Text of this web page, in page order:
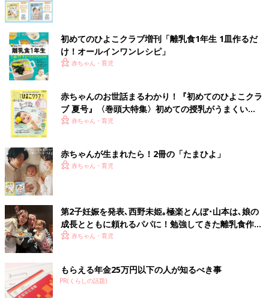
初めてのひよこクラブ増刊「離乳食1年生 1皿作るだ
け！オールインワン​レシピ」
赤ちゃん・育児
赤ちゃんのお世話まるわかり！『初めてのひよこクラ
ブ 夏号』〈巻頭大特集〉初めての授乳がうまくい
く！ おっぱい・ミルクの基本と夏のトラブル 解決テ
赤ちゃん・育児
赤ちゃんが生まれたら！2冊の「たまひよ」
赤ちゃん・育児
第2子妊娠を発表､西野未姫｡極楽とんぼ･山本は､娘の
成長とともに頼れるパパに！勉強してきた離乳食作り
は､娘の食べむらに悪戦苦闘･･･
赤ちゃん・育児
もらえる年金25万円以下の人が知るべき事
PR(くらしの話題)